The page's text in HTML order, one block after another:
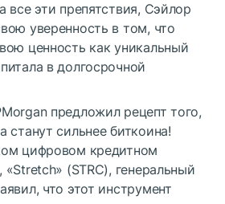
все эти препятствия, Сэйлор
уверенность в том, что
ценность как уникальный
в долгосрочной
предложил рецепт того,
станут сильнее биткоина!
цифровом кредитном
(STRC), генеральный
что этот инструмент